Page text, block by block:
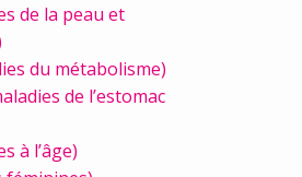
de la peau et
du métabolisme)
de l’estomac
à l’âge)